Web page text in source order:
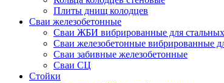
Плиты днищ колодцев
Сваи железобетонные
Сваи ЖБИ вибрированные для
Сваи железобетонные вибрированные
Сваи забивные железобетонные
Сваи СЦ
Стойки